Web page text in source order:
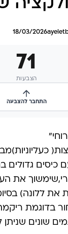
18/03/2026
71
הצבעות
התחבר להצבעה
כיסים גדולים
את
ללונה)
בדוגמת
שונים שניתן